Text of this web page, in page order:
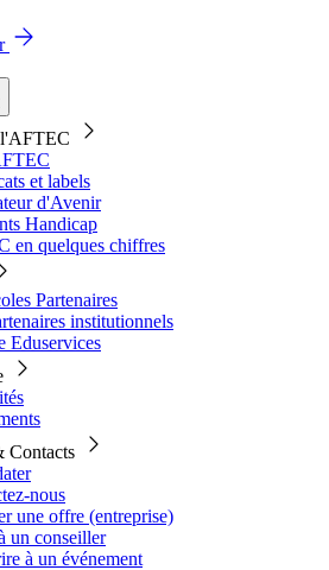
et labels
d'Avenir
Handicap
en quelques chiffres
Partenaires
institutionnels
Eduservices
Contacts
nous
une offre (entreprise)
un conseiller
à un événement